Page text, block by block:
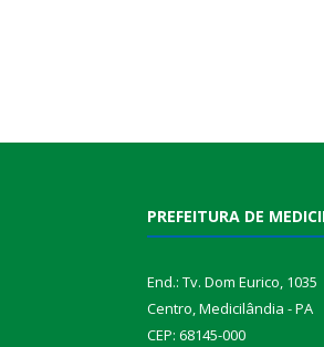
PREFEITURA DE
End.: Tv. Dom Eurico, 1035
Centro, Medicilândia - PA
CEP: 68145-000